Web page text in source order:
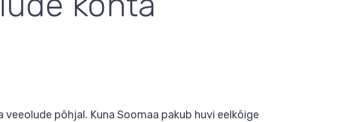
põhjal. Kuna Soomaa pakub huvi eelkõige